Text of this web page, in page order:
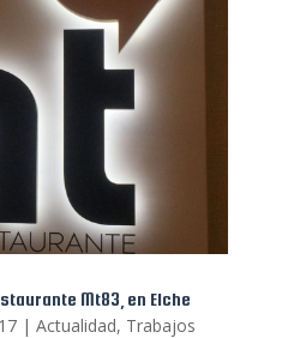
Mt83, en Elche
| Actualidad, Trabajos